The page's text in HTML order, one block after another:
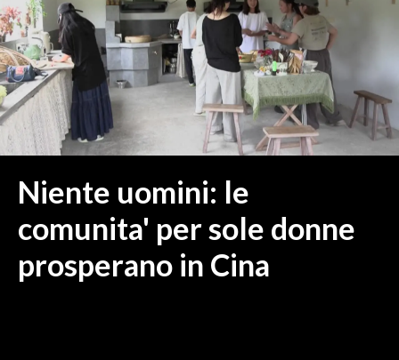
MEDIO CAMPIDANO
ORISTANO E PROVINCIA
SASSARI E PROVINCIA
GALLURA
NUORO E PROVINCIA
OGLIASTRA
ITALIA
MONDO
Niente uomini: le
comunita' per sole donne
prosperano in Cina